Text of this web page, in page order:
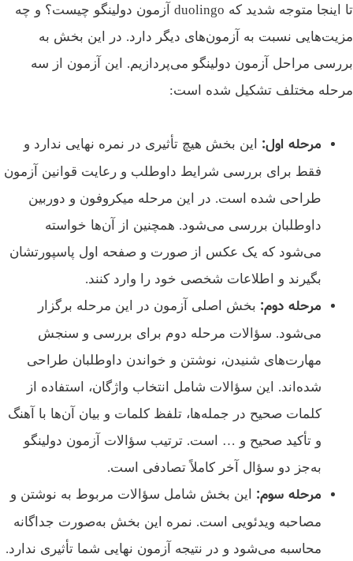
تا اینجا متوجه شدید که duolingo آزمون دولینگو چیست؟ و چه
نسبت به آزمون‌های دیگر دارد. در این بخش به
مراحل آزمون دولینگو می‌پردازیم. این آزمون از سه
مختلف تشکیل شده است:
مرحله اول:این بخش هیچ تأثیری در نمره نهایی ندارد و
فقط برای بررسی شرایط داوطلب و رعایت قوانین آزمون
طراحی شده است. در این مرحله میکروفون و دوربین
داوطلبان بررسی می‌شود. همچنین از آن‌ها خواسته
می‌شود که یک عکس از صورت و صفحه اول پاسپورتشان
بگیرند و اطلاعات شخصی خود را وارد کنند.
مرحله دوم:بخش اصلی آزمون در این مرحله برگزار
می‌شود. سؤالات مرحله دوم برای بررسی و سنجش
مهارت‌های شنیدن، نوشتن و خواندن داوطلبان طراحی
شده‌اند. این سؤالات شامل انتخاب واژگان، استفاده از
کلمات صحیح در جمله‌ها، تلفظ کلمات و بیان آن‌ها با آهنگ
و تأکید صحیح و … است. ترتیب سؤالات آزمون دولینگو
به‌جز دو سؤال آخر کاملاً تصادفی است.
مرحله سوم:این بخش شامل سؤالات مربوط به نوشتن و
مصاحبه ویدئویی است. نمره این بخش به‌صورت جداگانه
محاسبه می‌شود و در نتیجه آزمون نهایی شما تأثیری ندارد.